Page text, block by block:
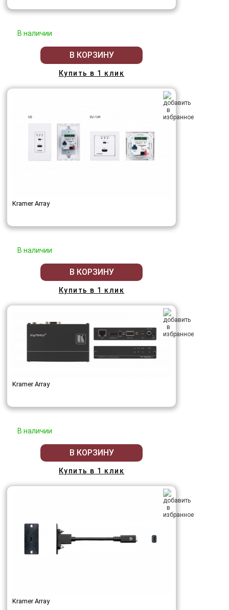
В наличии
В КОРЗИНУ
Купить в 1 клик
Kramer Array
В наличии
В КОРЗИНУ
Купить в 1 клик
Kramer Array
В наличии
В КОРЗИНУ
Купить в 1 клик
Kramer Array